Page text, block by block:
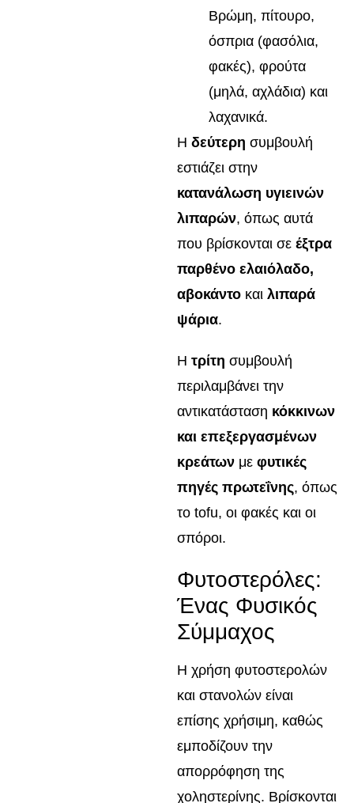
Βρώμη, πίτουρο,
όσπρια (φασόλια,
φακές), φρούτα
(μηλά, αχλάδια) και
λαχανικά.
Η δεύτερη συμβουλή
εστιάζει στην
κατανάλωση υγιεινών
λιπαρών, όπως αυτά
που βρίσκονται σε έξτρα
παρθένο ελαιόλαδο,
αβοκάντο και λιπαρά
ψάρια.
Η τρίτη συμβουλή
περιλαμβάνει την
αντικατάσταση κόκκινων
και επεξεργασμένων
κρεάτων με φυτικές
πηγές πρωτεΐνης, όπως
το tofu, οι φακές και οι
σπόροι.
Φυτοστερόλες:
Ένας Φυσικός
Σύμμαχος
Η χρήση φυτοστερολών
και στανολών είναι
επίσης χρήσιμη, καθώς
εμποδίζουν την
απορρόφηση της
χοληστερίνης. Βρίσκονται